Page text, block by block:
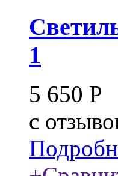
1
5 650 Р
c